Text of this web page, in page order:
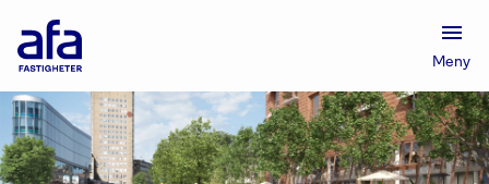
Försäkring
Gå
till
startsidan
Meny